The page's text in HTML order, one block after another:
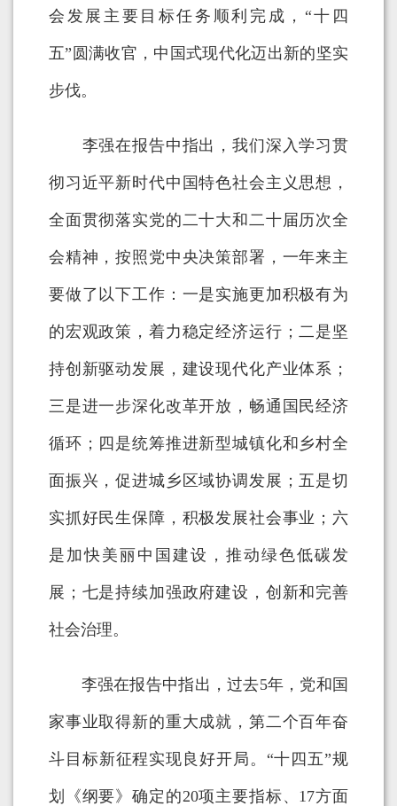
会发展主要目标任务顺利完成，“十四
五”圆满收官，中国式现代化迈出新的坚实
步伐。
李强在报告中指出，我们深入学习贯
彻习近平新时代中国特色社会主义思想，
全面贯彻落实党的二十大和二十届历次全
会精神，按照党中央决策部署，一年来主
要做了以下工作：一是实施更加积极有为
的宏观政策，着力稳定经济运行；二是坚
持创新驱动发展，建设现代化产业体系；
三是进一步深化改革开放，畅通国民经济
循环；四是统筹推进新型城镇化和乡村全
面振兴，促进城乡区域协调发展；五是切
实抓好民生保障，积极发展社会事业；六
是加快美丽中国建设，推动绿色低碳发
展；七是持续加强政府建设，创新和完善
社会治理。
李强在报告中指出，过去5年，党和国
家事业取得新的重大成就，第二个百年奋
斗目标新征程实现良好开局。“十四五”规
划《纲要》确定的20项主要指标、17方面